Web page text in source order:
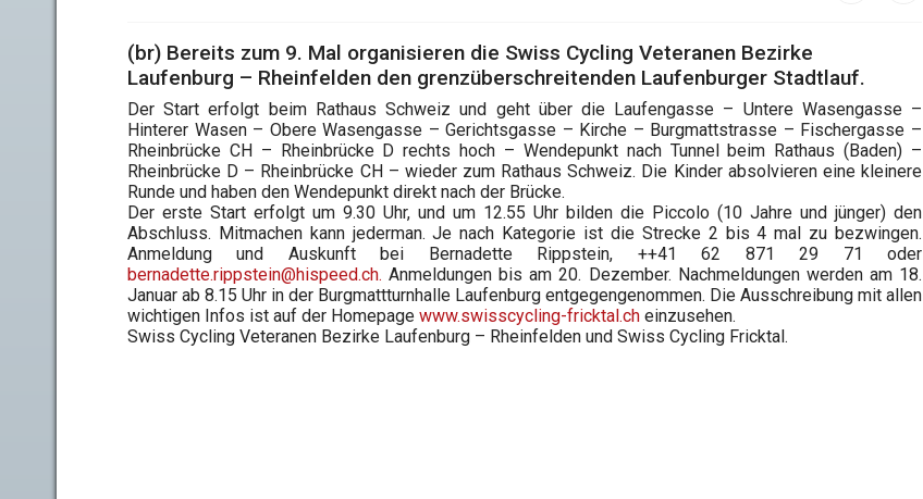
(br) Bereits zum 9. Mal organisieren die Swiss Cycling Veteranen Bezirke
Laufenburg – Rheinfelden den grenzüberschreitenden Laufenburger Stadtlauf.
Der Start erfolgt beim Rathaus Schweiz und geht über die Laufengasse – Untere Wasengasse –
Hinterer Wasen – Obere Wasengasse – Gerichtsgasse – Kirche – Burgmattstrasse – Fischergasse –
Rheinbrücke CH – Rheinbrücke D rechts hoch – Wendepunkt nach Tunnel beim Rathaus (Baden) –
Rheinbrücke D – Rheinbrücke CH – wieder zum Rathaus Schweiz. Die Kinder absolvieren eine kleinere
Runde und haben den Wendepunkt direkt nach der Brücke.
Der erste Start erfolgt um 9.30 Uhr, und um 12.55 Uhr bilden die Piccolo (10 Jahre und jünger) den
Abschluss. Mitmachen kann jederman. Je nach Kategorie ist die Strecke 2 bis 4 mal zu bezwingen.
Anmeldung und Auskunft bei Bernadette Rippstein, ++41 62 871 29 71 oder
bernadette.rippstein@hispeed.ch. Anmeldungen bis am 20. Dezember. Nachmeldungen werden am 18.
Januar ab 8.15 Uhr in der Burgmattturnhalle Laufenburg entgegengenommen. Die Ausschreibung mit allen
wichtigen Infos ist auf der Homepage www.swisscycling-fricktal.ch einzusehen.
Swiss Cycling Veteranen Bezirke Laufenburg – Rheinfelden und Swiss Cycling Fricktal.